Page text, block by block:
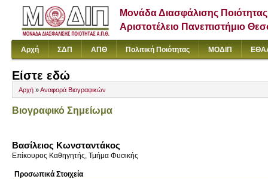
Μονάδα Διασφάλισης Ποιότητας
Αριστοτέλειο Πανεπιστήμιο
Αρχή ΣΔΠ ΑΠΘ Πολιτική Ποιότητας ΜΟΔΙΠ
Είστε εδώ
Αρχή »Αναφορά Βιογραφικών
Βιογραφικό Σημείωμα
Βασίλειος Κωνσταντάκος
Επίκουρος Καθηγητής, Τμήμα Φυσικής
Προσωπικά Στοιχεία